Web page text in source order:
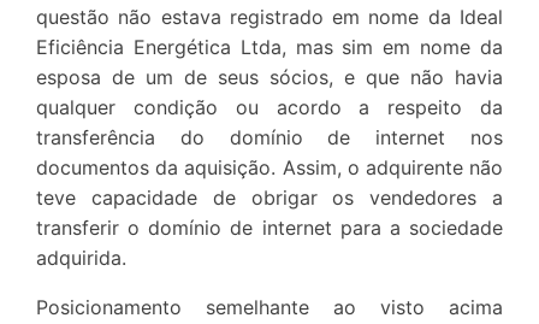
questão não estava registrado em nome da Ideal
Eficiência Energética Ltda, mas sim em nome da
esposa de um de seus sócios, e que não havia
qualquer condição ou acordo a respeito da
transferência do domínio de internet nos
documentos da aquisição. Assim, o adquirente não
teve capacidade de obrigar os vendedores a
transferir o domínio de internet para a sociedade
adquirida.
Posicionamento semelhante ao visto acima